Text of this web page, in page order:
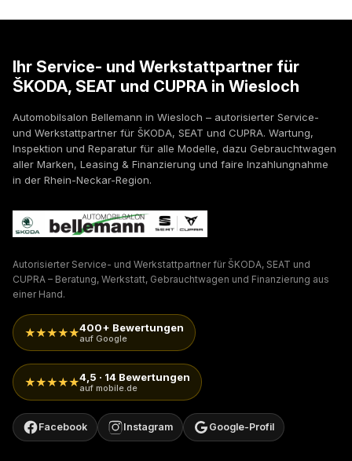
Ihr Service- und Werkstattpartner für
ŠKODA, SEAT und CUPRA in Wiesloch
Automobilsalon Bellemann in Wiesloch – autorisierter Service-
und Werkstattpartner für ŠKODA, SEAT und CUPRA. Wartung,
Inspektion und Reparatur für alle Modelle, dazu Gebrauchtwagen
aller Marken, Leasing & Finanzierung und faire Inzahlungnahme
in der Rhein-Neckar-Region.
Autorisierter Service- und Werkstattpartner für ŠKODA, SEAT und
CUPRA – Beratung, Werkstatt, Gebrauchtwagen und Finanzierung aus
einer Hand.
★★★★★400+ Bewertungen
auf Google
★★★★★4,5 · 14 Bewertungen
auf mobile.de
Facebook Instagram Google-Profil